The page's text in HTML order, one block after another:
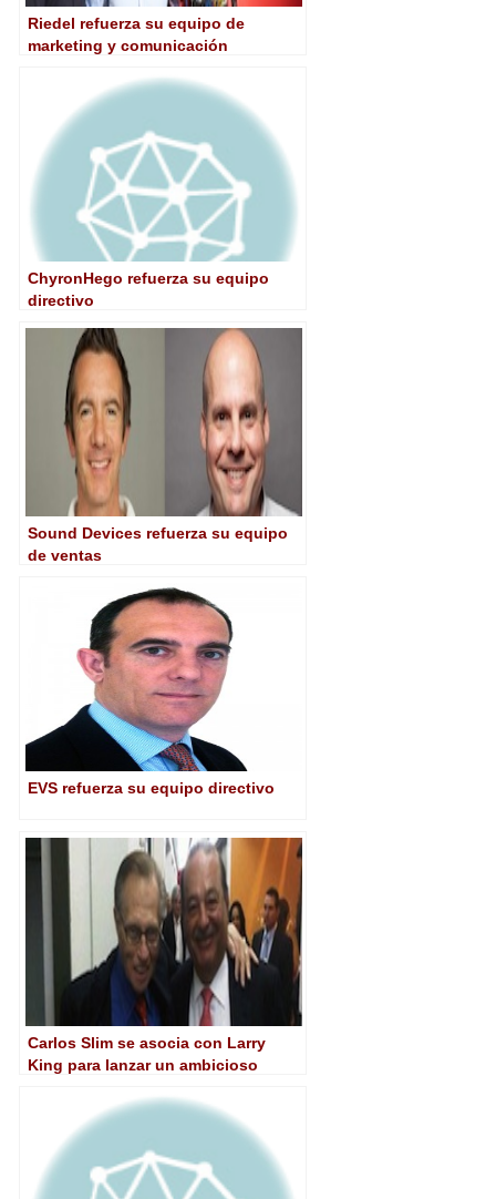
Riedel refuerza su equipo de
marketing y comunicación
ChyronHego refuerza su equipo
directivo
Sound Devices refuerza su equipo
de ventas
EVS refuerza su equipo directivo
Carlos Slim se asocia con Larry
King para lanzar un ambicioso